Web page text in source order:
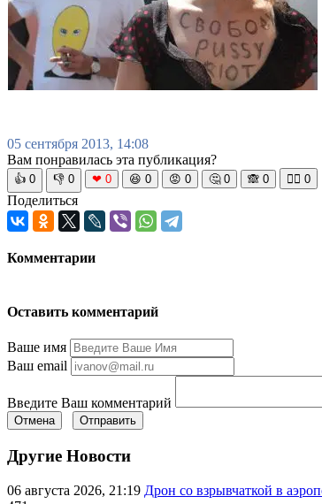
05 сентября 2013, 14:08
Вам понравилась эта публикация?
👍 0 👎 0 ❤ 0 😆 0 😡 0 🤔 0 🙈 0 🧘‍♀️ 0
Поделиться
Комментарии
Оставить комментарий
Ваше имя
Ваш email
Введите Ваш комментарий
Отмена Отправить
Другие Новости
06 августа 2026, 21:19 Дрон со взрывчаткой в